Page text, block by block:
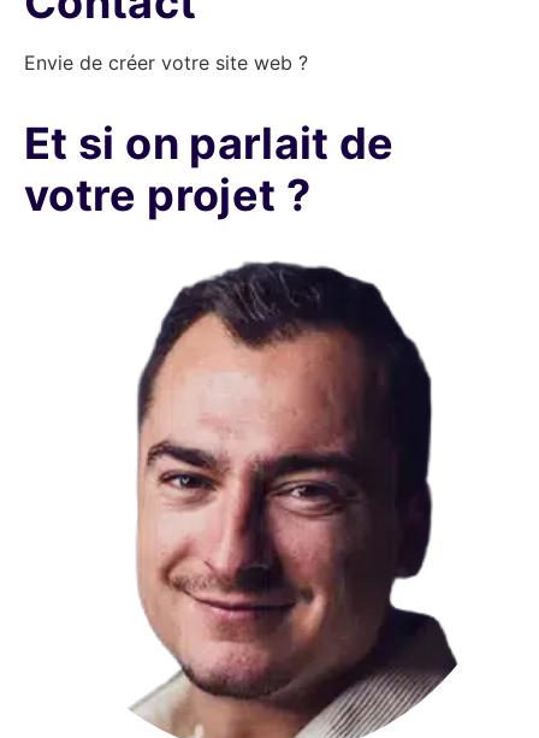
Envie de créer votre site web ?
Et si on parlait de
votre projet ?